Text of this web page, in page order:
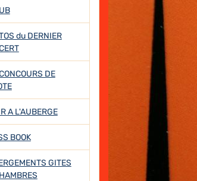
du DERNIER
DE
A L'AUBERGE
BOOK
GITES